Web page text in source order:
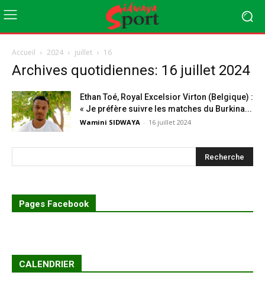
Accueil 2024 juillet 16
Archives quotidiennes: 16 juillet 2024
Ethan Toé, Royal Excelsior Virton (Belgique) :
« Je préfère suivre les matches du Burkina...
Wamini SIDWAYA - 16 juillet 2024
Pages Facebook
CALENDRIER